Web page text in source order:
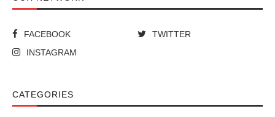
FACEBOOK
TWITTER
INSTAGRAM
CATEGORIES